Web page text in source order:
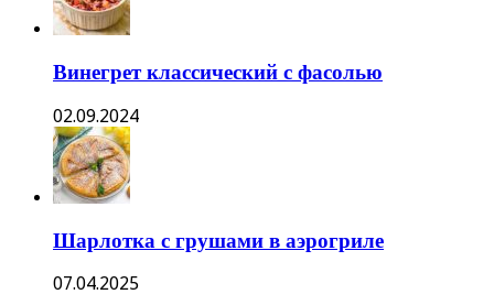
Винегрет классический с фасолью
02.09.2024
Шарлотка с грушами в аэрогриле
07.04.2025